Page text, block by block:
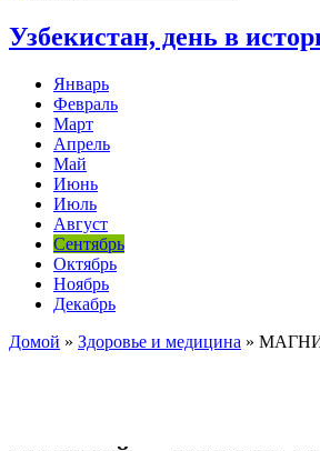
Узбекистан, день в
Январь
Февраль
Март
Апрель
Май
Июнь
Июль
Август
Сентябрь
Октябрь
Ноябрь
Декабрь
Домой » Здоровье и медицина »